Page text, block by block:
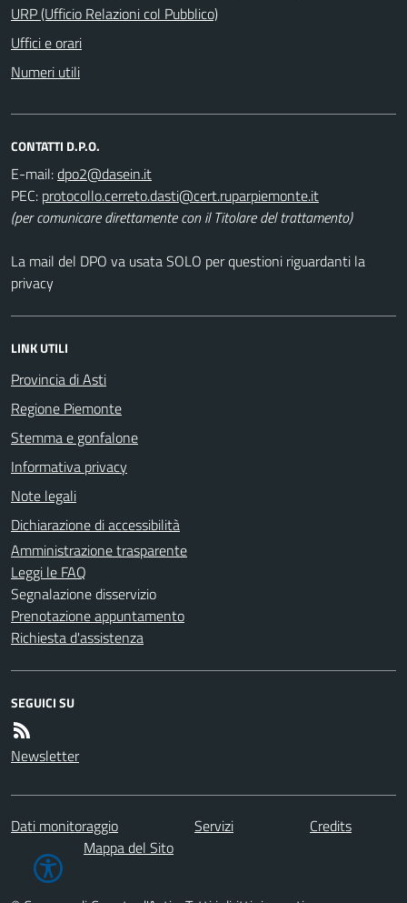
URP (Ufficio Relazioni col Pubblico)
Uffici e orari
Numeri utili
CONTATTI D.P.O.
E-mail:
PEC:
(per comunicare direttamente con il Titolare del trattamento)
La mail del DPO va usata SOLO per questioni riguardanti la
privacy
LINK UTILI
Provincia di Asti
Regione Piemonte
Stemma e gonfalone
Informativa privacy
Note legali
Dichiarazione di accessibilità
Amministrazione trasparente
Leggi le FAQ
Segnalazione disservizio
Prenotazione appuntamento
Richiesta d'assistenza
SEGUICI SU
Newsletter
Dati monitoraggio Servizi
Credits
Mappa del Sito